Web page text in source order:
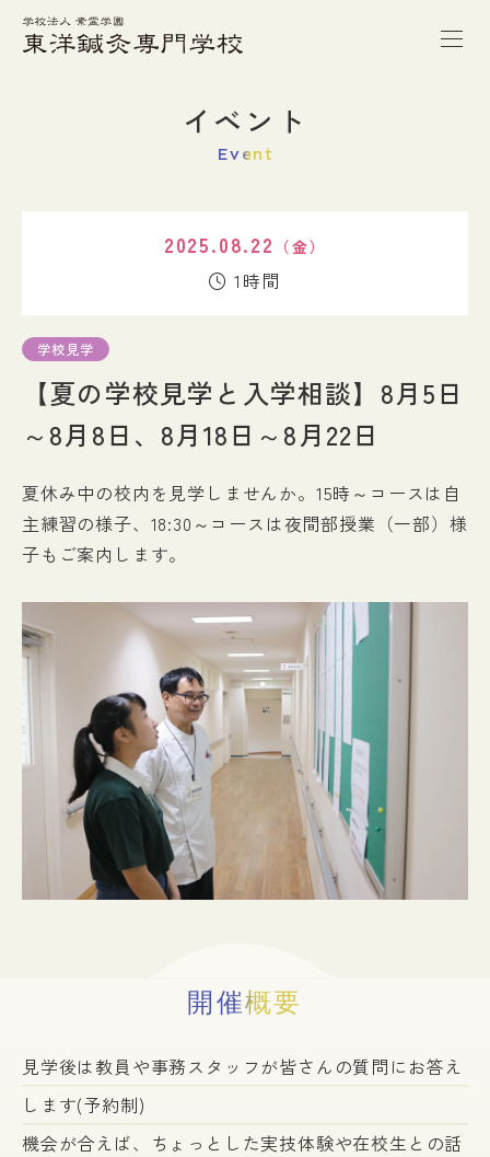
キャンパスライフ
進路・就職
入試情報
お知らせ
よくある質問
お問い合わせ
個人情報保護方針
アクセス
附属臨床施設
対象者別
イベント
Event
2025.08.22 （金）
1時間
学校見学
【夏の学校見学と入学相談】8月5日
～8月8日、8月18日～8月22日
夏休み中の校内を見学しませんか。15時～コースは自
主練習の様子、18:30～コースは夜間部授業（一部）様
子もご案内します。
開催概要
見学後は教員や事務スタッフが皆さんの質問にお答え
します(予約制)
機会が合えば、ちょっとした実技体験や在校生との話